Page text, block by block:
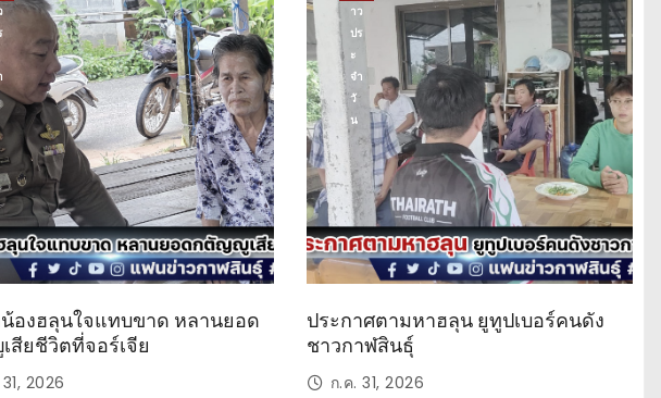
องฮลุนใจแทบขาด หลานยอด
สียชีวิตที่จอร์เจีย
2026
าว
ปร
ะ
จำ
วั
น
ประกาศตามหาฮลุน ยูทูปเบอร์คนดัง
ชาวกาฬสินธุ์
ก.ค. 31, 2026